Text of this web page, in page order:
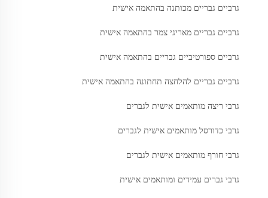
גרביים גבריים מכותנה בהתאמה אישית
גרביים גבריים מאריגי צמר בהתאמה אישית
גרביים ספורטיביים גבריים בהתאמה אישית
גרביים גבריים להלחצה תחתונה בהתאמה אישית
גרבי ריצה מותאמים אישית לגברים
גרבי כדורסל מותאמים אישית לגברים
גרבי חורף מותאמים אישית לגברים
גרבי גברים עמידים ומותאמים אישית